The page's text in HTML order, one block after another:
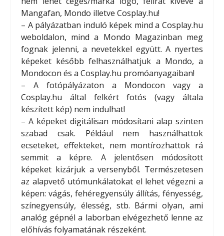
Mangafan, Mondo illetve Cosplay.hu!
– A pályázatban induló képek mind a Cosplay.hu
weboldalon, mind a Mondo Magazinban meg
fognak jelenni, a nevetekkel együtt. A nyertes
képeket később felhasználhatjuk a Mondo, a
Mondocon és a Cosplay.hu promóanyagaiban!
– A fotópályázaton a Mondocon vagy a
Cosplay.hu által felkért fotós (vagy általa
készített kép) nem indulhat!
– A képeket digitálisan módosítani alap szinten
szabad csak. Például nem használhattok
ecseteket, effekteket, nem montírozhattok rá
semmit a képre. A jelentősen módosított
képeket kizárjuk a versenyből. Természetesen
az alapvető utómunkálatokat el lehet végezni a
képen: vágás, fehéregyensúly állítás, fényesség,
színegyensúly, élesség, stb. Bármi olyan, ami
analóg gépnél a laborban elvégezhető lenne az
előhívás folyamatának részeként.